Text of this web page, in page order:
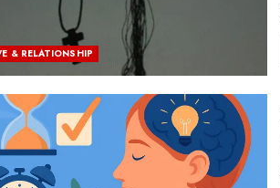
& RELATIONSHIP